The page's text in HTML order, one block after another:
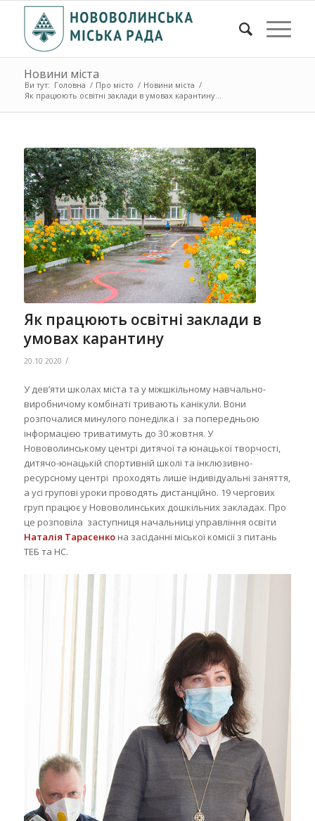
Новини міста
Ви тут: Головна / Про місто / Новини міста /
Як працюють освітні заклади в умовах карантину...
Як працюють освітні заклади в
умовах карантину
20.10.2020 /
У дев’яти школах міста та у міжшкільному навчально-
виробничому комбінаті тривають канікули. Вони
розпочалися минулого понеділка і за попередньою
інформацією триватимуть до 30 жовтня. У
Нововолинському центрі дитячої та юнацької творчості,
дитячо-юнацькій спортивній школі та інклюзивно-
ресурсному центрі проходять лише індивідуальні заняття,
а усі групові уроки проводять дистанційно. 19 чергових
груп працює у Нововолинських дошкільних закладах. Про
це розповіла заступниця начальниці управління освіти
Наталія Тарасенкона засіданні міської комісії з питань
ТЕБ та НС.